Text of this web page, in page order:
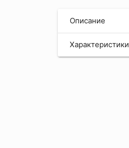
Описание
Характеристики